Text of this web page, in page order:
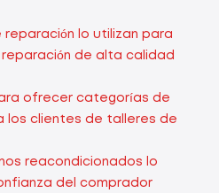
lo utilizan para
de alta calidad
ofrecer categorías de
los clientes de talleres de
reacondicionados lo
del comprador